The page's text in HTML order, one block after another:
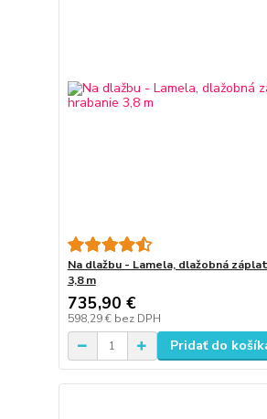
Na dlažbu - Lamela, dlažobná
3,8 m
735,90 €
598,29 € bez DPH
Pridať do